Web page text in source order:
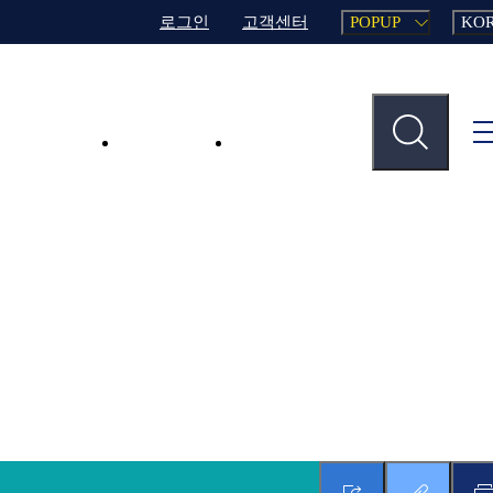
로그인 고객센터 POPUP